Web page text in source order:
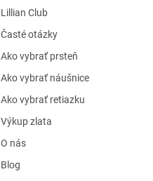
Lillian Club
Časté otázky
Ako vybrať prsteň
Ako vybrať náušnice
Ako vybrať retiazku
Výkup zlata
O nás
Blog